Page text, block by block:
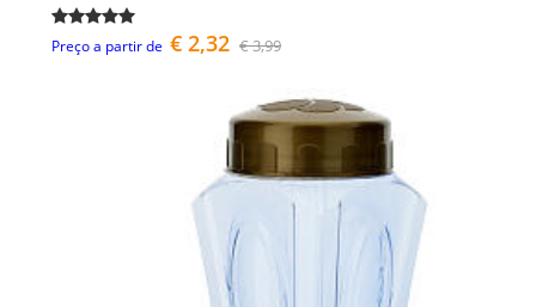
Preço a partir de € 2,32 € 3,99